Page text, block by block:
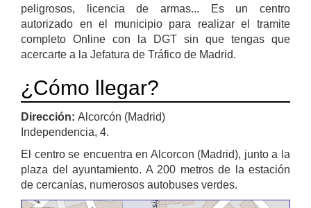
peligrosos, licencia de armas... Es un centro
autorizado en el municipio para realizar el tramite
completo Online con la DGT sin que tengas que
acercarte a la Jefatura de Tráfico de Madrid.
¿Cómo llegar?
Dirección: Alcorcón (Madrid)
Independencia, 4.
El centro se encuentra en Alcorcon (Madrid), junto a la
plaza del ayuntamiento. A 200 metros de la estación
de cercanías, numerosos autobuses verdes.